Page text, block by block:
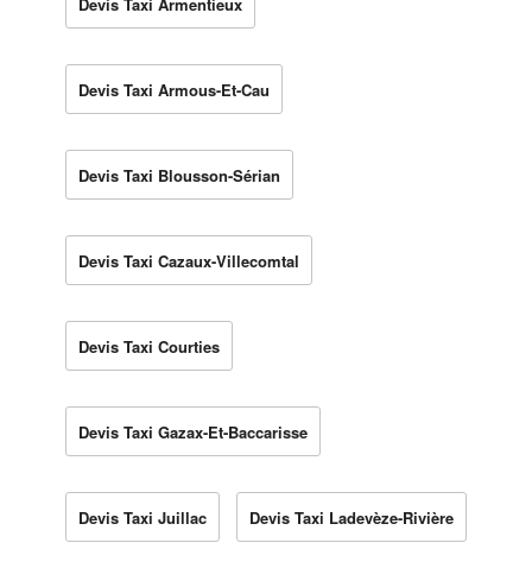
Devis Taxi Armous-Et-Cau
Devis Taxi Blousson-Sérian
Devis Taxi Cazaux-Villecomtal
Devis Taxi Courties
Devis Taxi Gazax-Et-Baccarisse
Devis Taxi Juillac Devis Taxi Ladevèze-Rivière